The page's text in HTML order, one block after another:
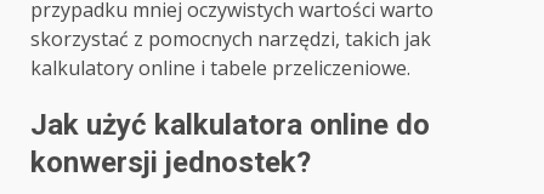
przypadku mniej oczywistych wartości warto
skorzystać z pomocnych narzędzi, takich jak
kalkulatory online i tabele przeliczeniowe.
Jak użyć kalkulatora online do
konwersji jednostek?